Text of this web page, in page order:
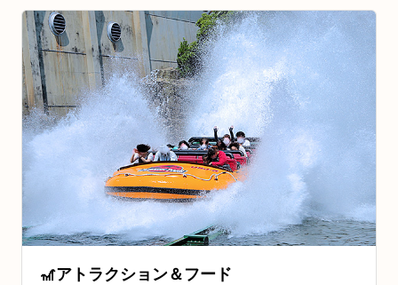
🎢アトラクション＆フード